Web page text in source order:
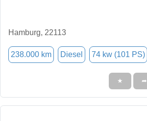
Hamburg, 22113
238.000 km Diesel 74 kw (101 PS)
★ ➦